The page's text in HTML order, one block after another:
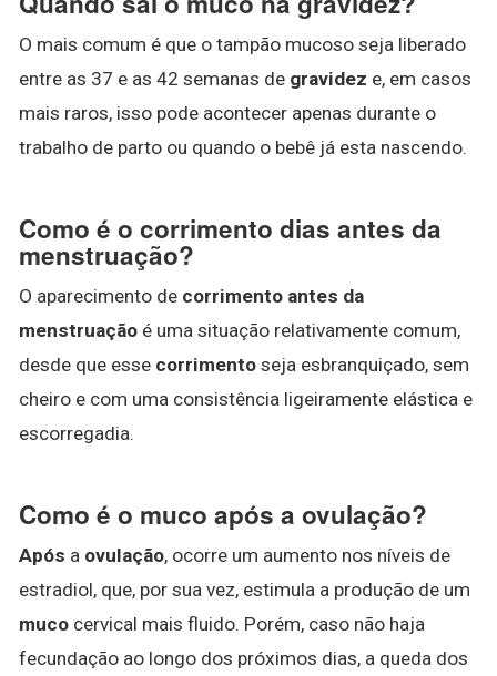
O mais comum é que o tampão mucoso seja liberado
entre as 37 e as 42 semanas de gravidez e, em casos
mais raros, isso pode acontecer apenas durante o
trabalho de parto ou quando o bebê já esta nascendo.
Como é o corrimento dias antes da
menstruação?
O aparecimento de corrimento antes da
menstruação é uma situação relativamente comum,
desde que esse corrimento seja esbranquiçado, sem
cheiro e com uma consistência ligeiramente elástica e
escorregadia.
Como é o muco após a ovulação?
Após a ovulação, ocorre um aumento nos níveis de
estradiol, que, por sua vez, estimula a produção de um
muco cervical mais fluido. Porém, caso não haja
fecundação ao longo dos próximos dias, a queda dos